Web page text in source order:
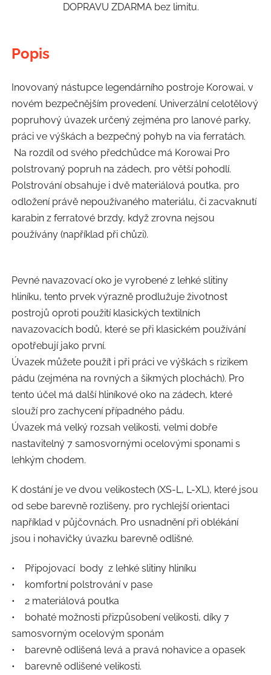
DOPRAVU ZDARMA bez limitu.
Popis
Inovovaný nástupce legendárního postroje Korowai, v
novém bezpečnějším provedení. Univerzální celotělový
popruhový úvazek určený zejména pro lanové parky,
práci ve výškách a bezpečný pohyb na via ferratách.
Na rozdíl od svého předchůdce má Korowai Pro
polstrovaný popruh na zádech, pro větší pohodlí.
Polstrování obsahuje i dvě materiálová poutka, pro
odložení právě nepoužívaného materiálu, či zacvaknutí
karabin z ferratové brzdy, když zrovna nejsou
používány (například při chůzi).
Pevné navazovací oko je vyrobené z lehké slitiny
hliníku, tento prvek výrazně prodlužuje životnost
postrojů oproti použití klasických textilních
navazovacích bodů, které se při klasickém používání
opotřebují jako první.
Úvazek můžete použít i při práci ve výškách s rizikem
pádu (zejména na rovných a šikmých plochách). Pro
tento účel má další hliníkové oko na zádech, které
slouží pro zachycení případného pádu.
Úvazek má velký rozsah velikosti, velmi dobře
nastavitelný 7 samosvornými ocelovými sponami s
lehkým chodem.
K dostání je ve dvou velikostech (XS-L, L-XL), které jsou
od sebe barevně rozlišeny, pro rychlejší orientaci
například v půjčovnách. Pro usnadnění při oblékání
jsou i nohavičky úvazku barevně odlišné.
• Připojovací body z lehké slitiny hliníku
• komfortní polstrování v pase
• 2 materiálová poutka
• bohaté možnosti přizpůsobení velikosti, díky 7
samosvorným ocelovým sponám
• barevně odlišená levá a pravá nohavice a opasek
• barevně odlišené velikosti.